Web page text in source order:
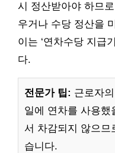
시 정산받아야 하므
우거나 수당 정산을
이는 ‘연차수당 지급
다.
전문가 팁: 근로자
일에 연차를 사용했
서 차감되지 않으
습니다.